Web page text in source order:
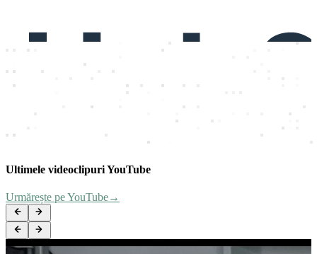
Ultimele videoclipuri YouTube
Urmărește pe YouTube→